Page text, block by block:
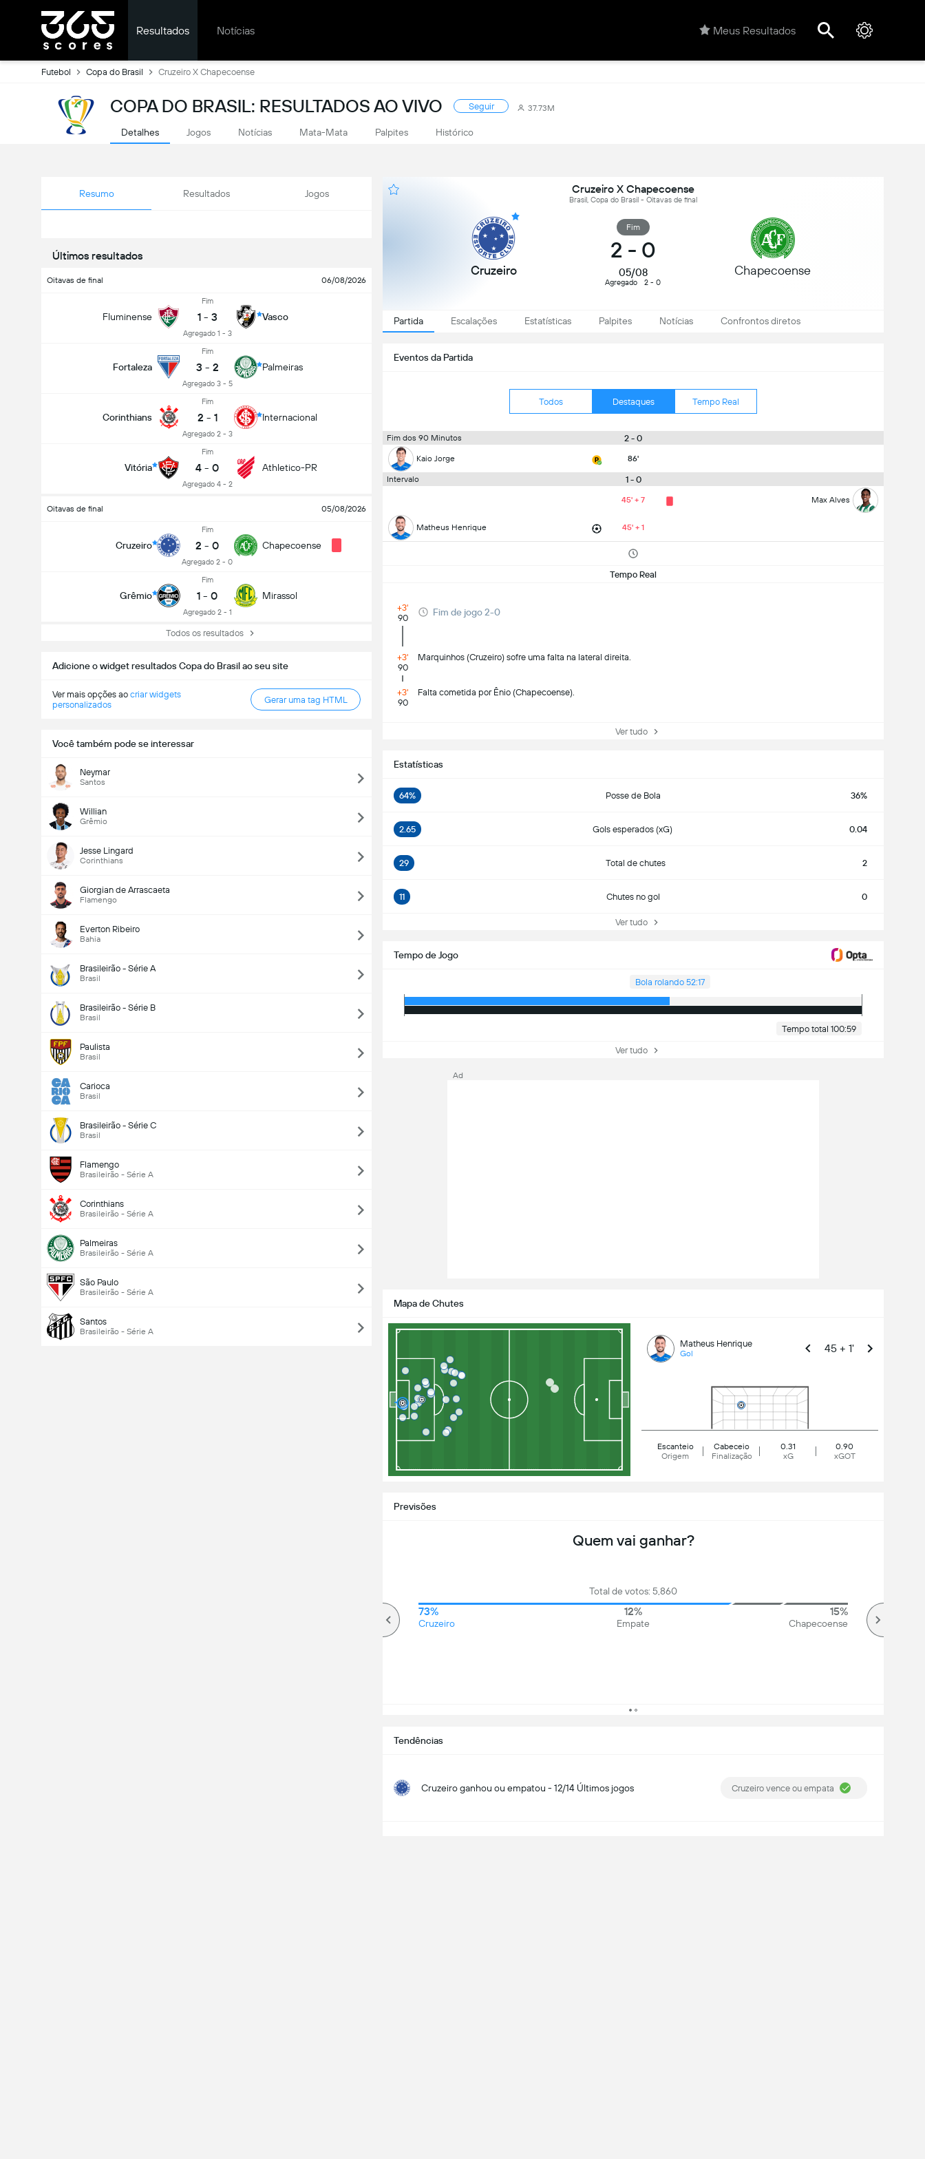
Resultados Notícias Meus Resultados
Futebol Copa do Brasil Cruzeiro X Chapecoense
COPA DO BRASIL: RESULTADOS AO VIVO Seguir 37.73M
Detalhes Jogos Notícias Mata-Mata Palpites Histórico
Resumo Resultados Jogos
Últimos resultados
Oitavas de final 06/08/2026
Fluminense
Fim
1 - 3
Agregado 1 - 3
Vasco
Fortaleza
Fim
3 - 2
Agregado 3 - 5
Palmeiras
Corinthians
Fim
2 - 1
Agregado 2 - 3
Internacional
Vitória
Fim
4 - 0
Agregado 4 - 2
Athletico-PR
Oitavas de final 05/08/2026
Cruzeiro
Fim
2 - 0
Agregado 2 - 0
Chapecoense
Grêmio
Fim
1 - 0
Agregado 2 - 1
Mirassol
Todos os resultados
Adicione o widget resultados Copa do Brasil ao seu site
Ver mais opções ao criar widgets
personalizados
Gerar uma tag HTML
Você também pode se interessar
Neymar
Santos
Willian
Grêmio
Jesse Lingard
Corinthians
Giorgian de Arrascaeta
Flamengo
Everton Ribeiro
Bahia
Brasileirão - Série A
Brasil
Brasileirão - Série B
Brasil
Paulista
Brasil
Carioca
Brasil
Brasileirão - Série C
Brasil
Flamengo
Brasileirão - Série A
Corinthians
Brasileirão - Série A
Palmeiras
Brasileirão - Série A
São Paulo
Brasileirão - Série A
Santos
Brasileirão - Série A
Cruzeiro X Chapecoense
Brasil, Copa do Brasil - Oitavas de final
Cruzeiro
Fim
2 - 0
05/08
Agregado 2 - 0
Chapecoense
Partida Escalações Estatísticas Palpites Notícias Confrontos diretos
Eventos da Partida
Todos Destaques Tempo Real
Fim dos 90 Minutos 2 - 0
Kaio Jorge 86'
Intervalo 1 - 0
45' + 7 Max Alves
Matheus Henrique 45' + 1
Tempo Real
+3'
90
Fim de jogo 2-0
+3'
90
Marquinhos (Cruzeiro) sofre uma falta na lateral direita.
+3'
90
Falta cometida por Ênio (Chapecoense).
Ver tudo
Estatísticas
64% Posse de Bola 36%
2.65 Gols esperados (xG) 0.04
29 Total de chutes 2
11 Chutes no gol 0
Ver tudo
Tempo de Jogo
Bola rolando 52:17
Tempo total 100:59
Ver tudo
Mapa de Chutes
Matheus Henrique
Gol 45 + 1'
Escanteio
Origem
Cabeceio
Finalização
0.31
xG
0.90
xGOT
Previsões
Quem vai ganhar?
Total de votos: 5,860
73%
Cruzeiro
12%
Empate
15%
Chapecoense
Tendências
Cruzeiro ganhou ou empatou - 12/14 Últimos jogos Cruzeiro vence ou empata
Ad